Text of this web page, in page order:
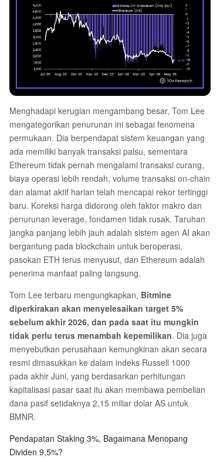
Menghadapi kerugian mengambang besar, Tom Lee
mengategorikan penurunan ini sebagai fenomena
permukaan. Dia berpendapat sistem keuangan yang
ada memiliki banyak transaksi palsu, sementara
Ethereum tidak pernah mengalami transaksi curang,
biaya operasi lebih rendah, volume transaksi on-chain
dan alamat aktif harian telah mencapai rekor tertinggi
baru. Koreksi harga didorong oleh faktor makro dan
penurunan leverage, fondamen tidak rusak. Taruhan
jangka panjang lebih jauh adalah sistem agen AI akan
bergantung pada blockchain untuk beroperasi,
pasokan ETH terus menyusut, dan Ethereum adalah
penerima manfaat paling langsung.
Tom Lee terbaru mengungkapkan, Bitmine
diperkirakan akan menyelesaikan target 5%
sebelum akhir 2026, dan pada saat itu mungkin
tidak perlu terus menambah kepemilikan. Dia juga
menyebutkan perusahaan kemungkinan akan secara
resmi dimasukkan ke dalam indeks Russell 1000
pada akhir Juni, yang berdasarkan perhitungan
kapitalisasi pasar saat itu akan membawa pembelian
dana pasif setidaknya 2,15 miliar dolar AS untuk
BMNR.
Pendapatan Staking 3%, Bagaimana Menopang
Dividen 9,5%?